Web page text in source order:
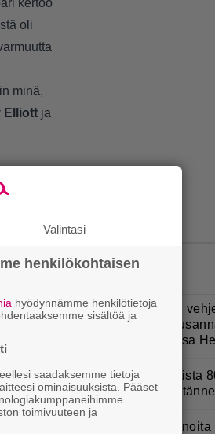
kertoo
oli
minä,
Elliott ja
1. ”Mitä isompi
kulkee” –
Bangbussinsa
2. Eurojackpotista
Suomeen – tänne
Syötkö
Valintasi
henkilökohtaisen
hyödynnämme henkilötietoja
sisältöä ja
saadaksemme tietoja
ominaisuuksista. Pääset
toimivuuteen ja